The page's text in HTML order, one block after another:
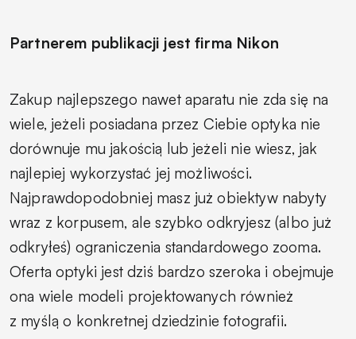
Partnerem publikacji jest firma Nikon
Zakup najlepszego nawet aparatu nie zda się na
wiele, jeżeli posiadana przez Ciebie optyka nie
dorównuje mu jakością lub jeżeli nie wiesz, jak
najlepiej wykorzystać jej możliwości.
Najprawdopodobniej masz już obiektyw nabyty
wraz z korpusem, ale szybko odkryjesz (albo już
odkryłeś) ograniczenia standardowego zooma.
Oferta optyki jest dziś bardzo szeroka i obejmuje
ona wiele modeli projektowanych również
z myślą o konkretnej dziedzinie fotografii.